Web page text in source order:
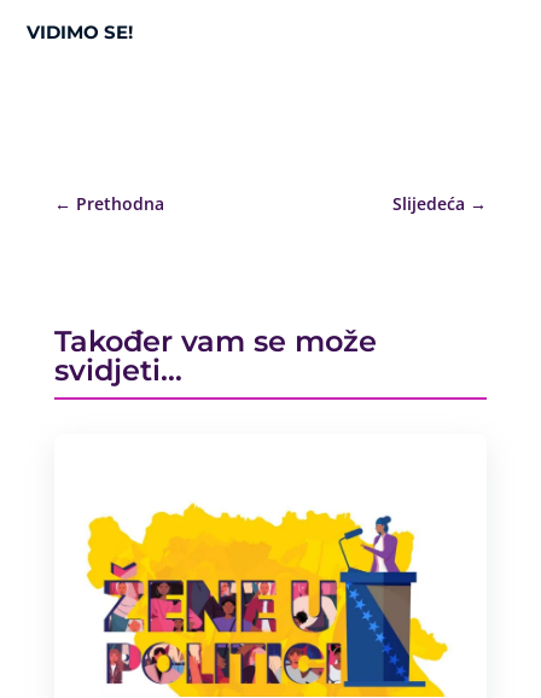
VIDIMO SE!
← Prethodna Slijedeća →
Također vam se može
svidjeti…